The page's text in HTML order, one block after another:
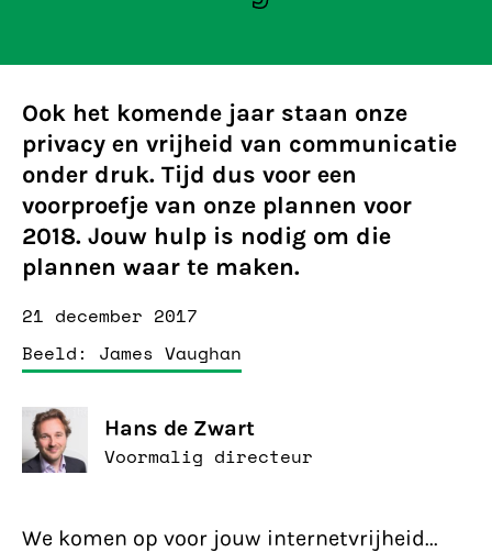
Ook het komende jaar staan onze
privacy en vrijheid van communicatie
onder druk. Tijd dus voor een
voorproefje van onze plannen voor
2018. Jouw hulp is nodig om die
plannen waar te maken.
21 december 2017
Beeld: James Vaughan
Hans de Zwart
Voormalig directeur
We komen op voor jouw internetvrijheid...